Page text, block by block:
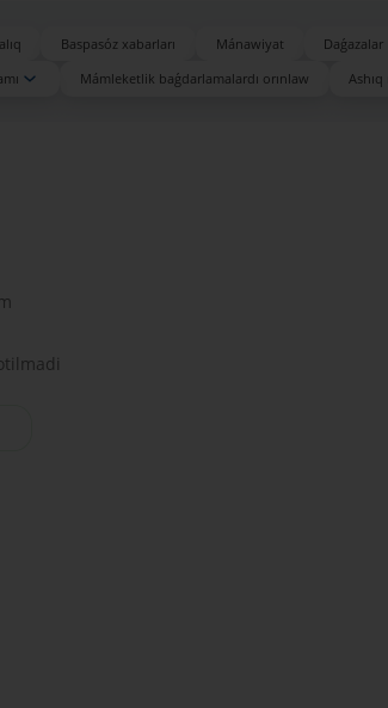
Baspasóz xabarları Mánawiyat Daǵazalar
Mámleketlik baǵdarlamalardı orınlaw